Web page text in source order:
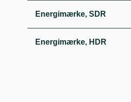
Energimærke, SDR
Energimærke, HDR